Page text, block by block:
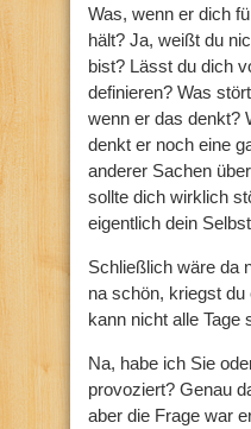
Was, wenn er dich
hält? Ja, weißt du
bist? Lässt du dich
definieren? Was
wenn er das denkt?
denkt er noch eine
anderer Sachen
sollte dich wirklich
eigentlich dein
Schließlich wäre da
na schön, kriegst du
kann nicht alle Tage
Na, habe ich Sie
provoziert? Genau
aber die Frage war